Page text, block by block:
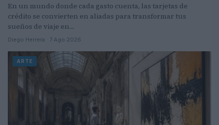
En un mundo donde cada gasto cuenta, las tarjetas de
crédito se convierten en aliadas para transformar tus
sueños de viaje en…
Diego Herrera · 7 Ago 2026
ARTE